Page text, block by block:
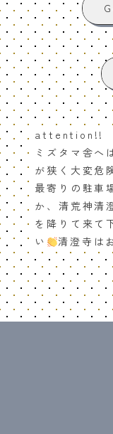
attention!!
ミズタマ舎へ
が狭く大変危
最寄りの駐車
か、清荒神清
を降りて来て
い
清澄寺は